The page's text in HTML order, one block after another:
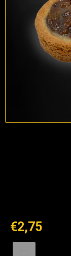
€2,75